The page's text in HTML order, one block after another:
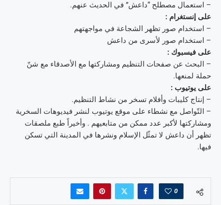
– استعمال مصطلح “داعش” في الحديث عنهم.
على إنستغرام :
– استخدام صور تظهر الشجاعة في مواجهتهم
– استخدام صور لأسرى من داعش
على فيسبوك :
– البحث عن صفحات التنظيم ومشاركتها مع الأصدقاء مع شنّ
حملة لمنعها.
على يوتيوب :
– إنتاج كليبات وأفلام تسخر من نشاط التنظيم.
– التّواصل مع نشطاء على موقع يوتيوب لنشر فيديوهات السخرية
ومشاركتها لأكبر عدد ممكن من متابعيهم . وأخيراً طبع ملصقات
تظهر أن داعش لا تمثّل الإسلام ونشرها في المدينة التي تسكن
فيها.
0